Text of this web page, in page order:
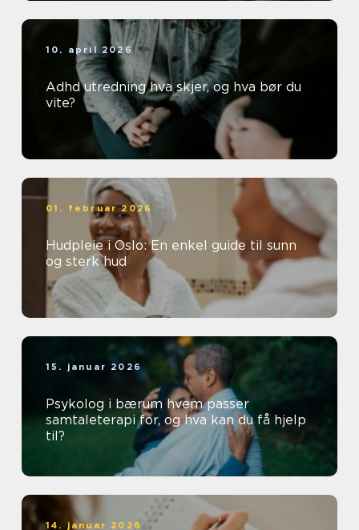
10. april 2026
Adhd utredning hva skjer, og hva bør du
vite?
01. februar 2026
Hudpleie i Oslo: En enkel guide til sunn
og sterk hud
15. januar 2026
Psykolog i bærum hvem passer
samtaleterapi for, og hva kan du få hjelp
til?
14. januar 2026